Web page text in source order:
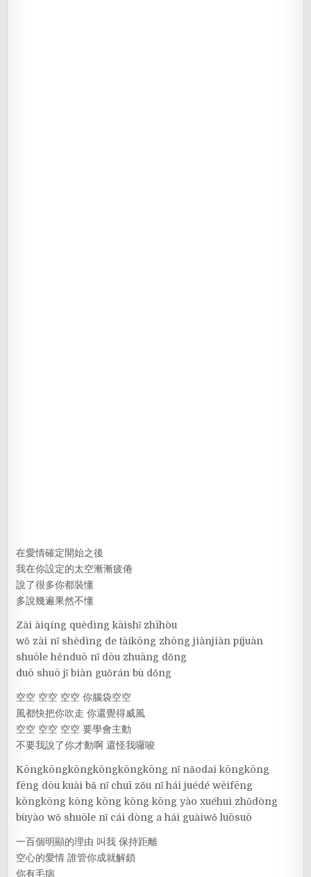
在愛情確定開始之後
我在你設定的太空漸漸疲倦
說了很多你都裝懂
多說幾遍果然不懂
Zài àiqíng quèdìng kāishǐ zhīhòu
wǒ zài nǐ shèdìng de tàikōng zhōng jiànjiàn píjuàn
shuōle hěnduō nǐ dōu zhuāng dǒng
duō shuō jǐ biàn guǒrán bù dǒng
空空 空空 空空 你腦袋空空
風都快把你吹走 你還覺得威風
空空 空空 空空 要學會主動
不要我說了你才動啊 還怪我囉唆
Kōngkōngkōngkōngkōngkōng nǐ nǎodai kōngkōng
fēng dōu kuài bǎ nǐ chuī zǒu nǐ hái juédé wēifēng
kōngkōng kōng kōng kōng kōng yào xuéhuì zhǔdòng
bùyào wǒ shuōle nǐ cái dòng a hái guàiwǒ luōsuō
一百個明顯的理由 叫我 保持距離
空心的愛情 誰管你成就解鎖
你有毛病